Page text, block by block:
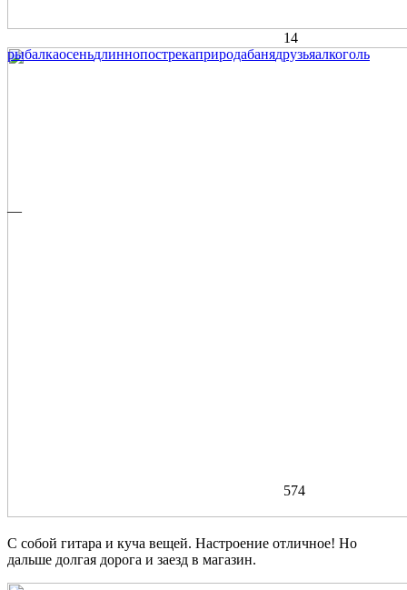
С собой гитара и куча вещей. Настроение отличное! Но
дальше долгая дорога и заезд в магазин.
14
рыбалкаосеньдлиннопострекаприродабанядрузьяалкоголь
—
574